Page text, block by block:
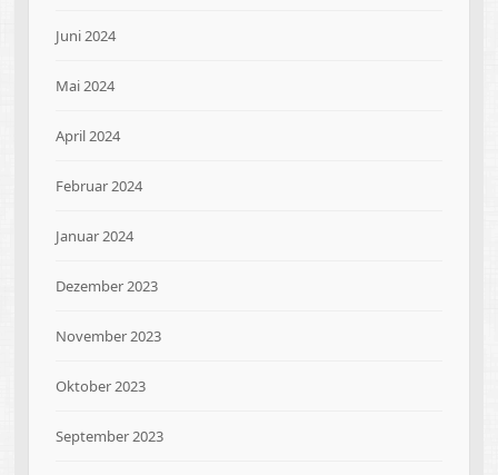
Juni 2024
Mai 2024
April 2024
Februar 2024
Januar 2024
Dezember 2023
November 2023
Oktober 2023
September 2023